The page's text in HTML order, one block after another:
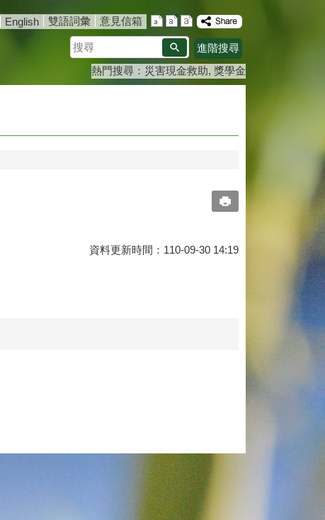
English 雙語詞彙
意見信箱
搜
尋
進階搜尋
熱門搜尋： 災害現金救助 獎學金
資料更新時間：110-09-30 14:19